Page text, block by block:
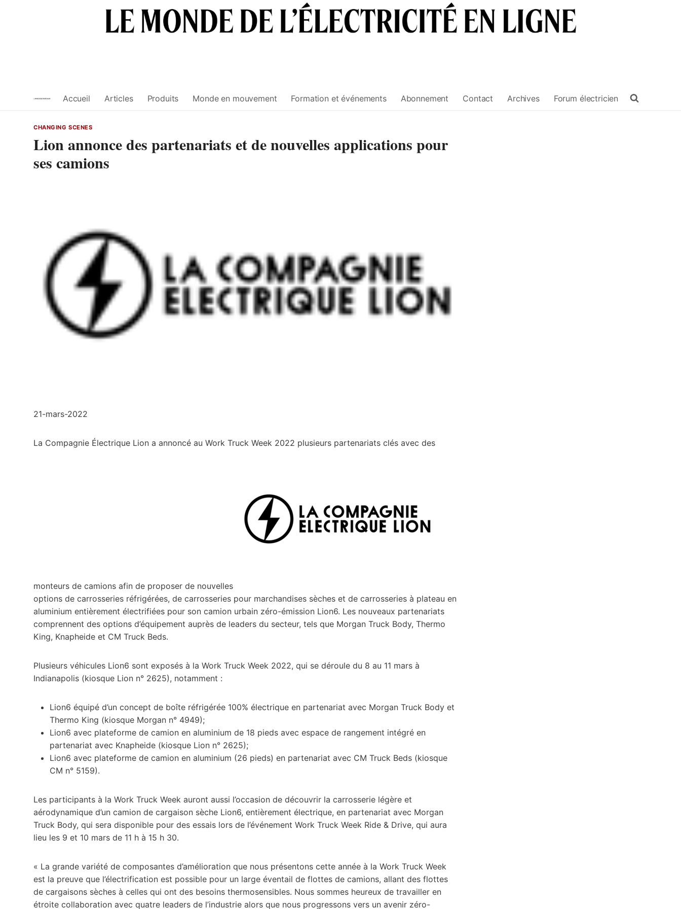
Accueil Articles Produits Monde en mouvement Formation et événements Abonnement Contact Archives Forum électricien
CHANGING SCENES
Lion annonce des partenariats et de nouvelles applications pour
ses camions
21-mars-2022
La Compagnie Électrique Lion a annoncé au Work Truck Week 2022 plusieurs partenariats clés avec des
monteurs de camions afin de proposer de nouvelles
options de carrosseries réfrigérées, de carrosseries pour marchandises sèches et de carrosseries à plateau en
aluminium entièrement électrifiées pour son camion urbain zéro-émission Lion6. Les nouveaux partenariats
comprennent des options d’équipement auprès de leaders du secteur, tels que Morgan Truck Body, Thermo
King, Knapheide et CM Truck Beds.
Plusieurs véhicules Lion6 sont exposés à la Work Truck Week 2022, qui se déroule du 8 au 11 mars à
Indianapolis (kiosque Lion n° 2625), notamment :
Lion6 équipé d’un concept de boîte réfrigérée 100% électrique en partenariat avec Morgan Truck Body et
Thermo King (kiosque Morgan n° 4949);
Lion6 avec plateforme de camion en aluminium de 18 pieds avec espace de rangement intégré en
partenariat avec Knapheide (kiosque Lion n° 2625);
Lion6 avec plateforme de camion en aluminium (26 pieds) en partenariat avec CM Truck Beds (kiosque
CM n° 5159).
Les participants à la Work Truck Week auront aussi l’occasion de découvrir la carrosserie légère et
aérodynamique d’un camion de cargaison sèche Lion6, entièrement électrique, en partenariat avec Morgan
Truck Body, qui sera disponible pour des essais lors de l’événement Work Truck Week Ride & Drive, qui aura
lieu les 9 et 10 mars de 11 h à 15 h 30.
« La grande variété de composantes d’amélioration que nous présentons cette année à la Work Truck Week
est la preuve que l’électrification est possible pour un large éventail de flottes de camions, allant des flottes
de cargaisons sèches à celles qui ont des besoins thermosensibles. Nous sommes heureux de travailler en
étroite collaboration avec quatre leaders de l’industrie alors que nous progressons vers un avenir zéro-